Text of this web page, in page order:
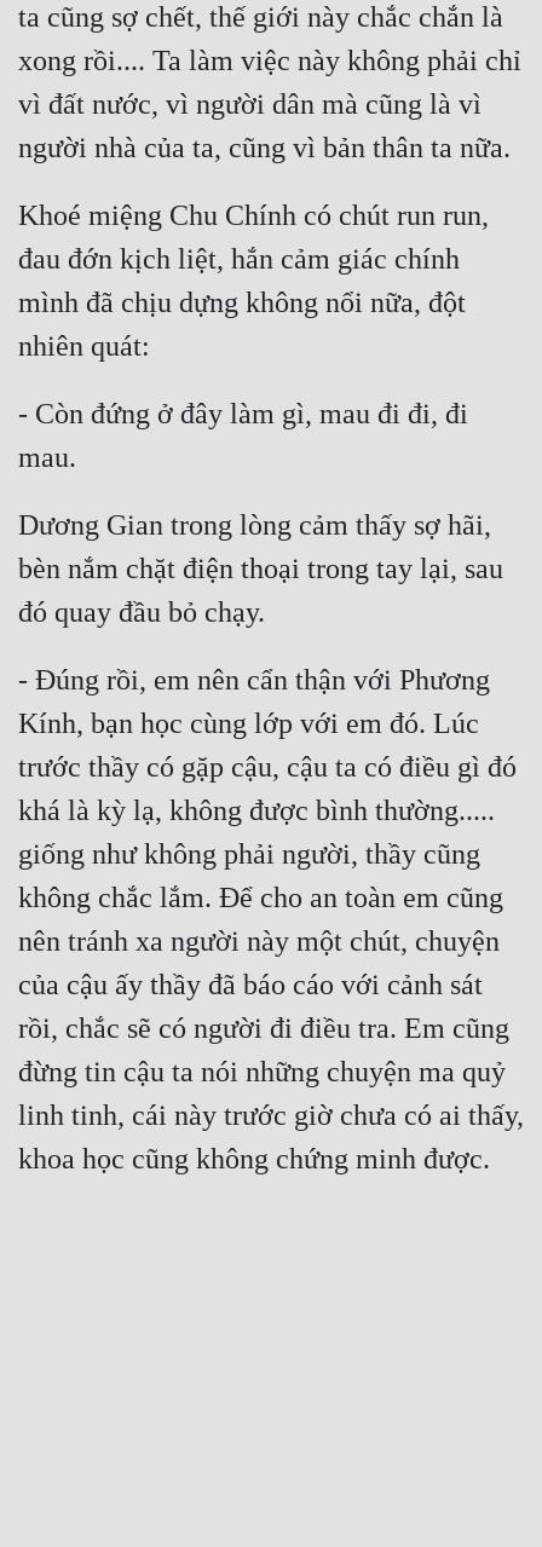
ta cũng sợ chết, thế giới này chắc chắn là
xong rồi.... Ta làm việc này không phải chỉ
vì đất nước, vì người dân mà cũng là vì
Khoé miệng Chu Chính có chút run run,
đau đớn kịch liệt, hắn cảm giác chính
mình đã chịu dựng không nổi nữa, đột
- Còn đứng ở đây làm gì, mau đi đi, đi
Dương Gian trong lòng cảm thấy sợ hãi,
bèn nắm chặt điện thoại trong tay lại, sau
- Đúng rồi, em nên cẩn thận với Phương
Kính, bạn học cùng lớp với em đó. Lúc
trước thầy có gặp cậu, cậu ta có điều gì đó
khá là kỳ lạ, không được bình thường.....
giống như không phải người, thầy cũng
không chắc lắm. Để cho an toàn em cũng
nên tránh xa người này một chút, chuyện
của cậu ấy thầy đã báo cáo với cảnh sát
rồi, chắc sẽ có người đi điều tra. Em cũng
đừng tin cậu ta nói những chuyện ma quỷ
linh tinh, cái này trước giờ chưa có ai thấy,